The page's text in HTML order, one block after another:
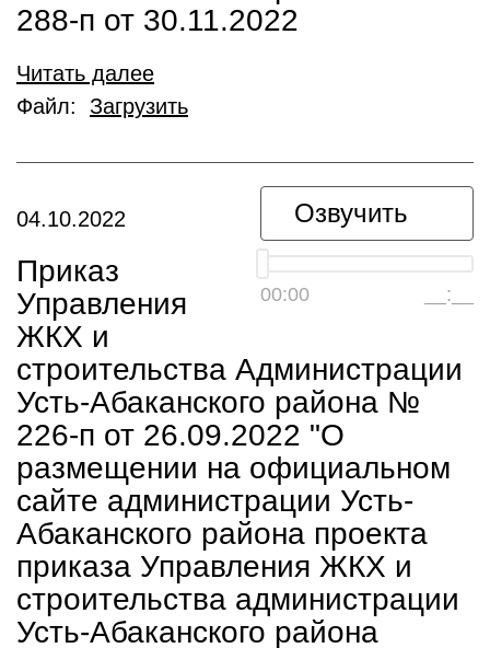
288-п от 30.11.2022
Читать далее
Файл: Загрузить
Озвучить
00:00 __:__
04.10.2022
Приказ
Управления
ЖКХ и
строительства Администрации
Усть-Абаканского района №
226-п от 26.09.2022 "О
размещении на официальном
сайте администрации Усть-
Абаканского района проекта
приказа Управления ЖКХ и
строительства администрации
Усть-Абаканского района